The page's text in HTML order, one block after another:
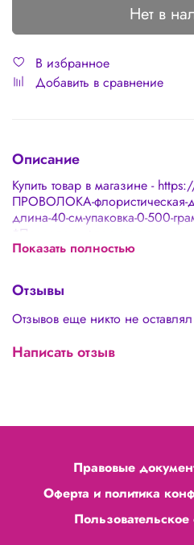
Нет в
В избранное
Добавить в сравнение
Описание
Купить товар в магазине -
ПРОВОЛОКА-флористическая-
длина-40-см-упаковка-0-500-
*Проволока флористическая,
зеленый Длина: 40 см
Хорошо подойдет для любого
Мастерицы оценивают на 5+
Показать полностью
Отзывы
Отзывов еще никто не оставлял
Написать отзыв
Правовые
Оферта и политика